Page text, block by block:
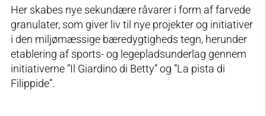
Her skabes nye sekundære råvarer i form af farvede
granulater, som giver liv til nye projekter og initiativer
i den miljømæssige bæredygtigheds tegn, herunder
etablering af sports- og legepladsunderlag gennem
initiativerne ”Il Giardino di Betty” og ”La pista di
Filippide”.